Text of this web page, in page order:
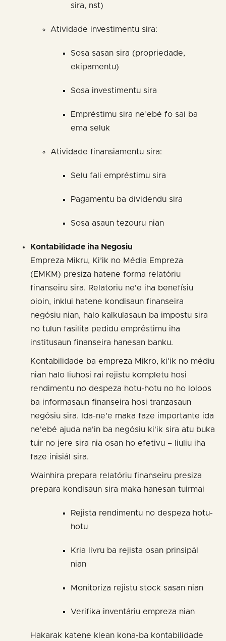
sira, nst)
Atividade investimentu sira:
Sosa sasan sira (propriedade,
ekipamentu)
Sosa investimentu sira
Empréstimu sira ne’ebé fo sai ba
ema seluk
Atividade finansiamentu sira:
Selu fali empréstimu sira
Pagamentu ba dividendu sira
Sosa asaun tezouru nian
Kontabilidade iha Negosiu
Empreza Mikru, Ki’ik no Média Empreza
(EMKM) presiza hatene forma relatóriu
finanseiru sira. Relatoriu ne'e iha benefísiu
oioin, inklui hatene kondisaun finanseira
negósiu nian, halo kalkulasaun ba impostu sira
no tulun fasilita pedidu empréstimu iha
institusaun finanseira hanesan banku.
Kontabilidade ba empreza Mikro, ki'ik no médiu
nian halo liuhosi rai rejistu kompletu hosi
rendimentu no despeza hotu-hotu no ho loloos
ba informasaun finanseira hosi tranzasaun
negósiu sira. Ida-ne'e maka faze importante ida
ne'ebé ajuda na'in ba negósiu ki'ik sira atu buka
tuir no jere sira nia osan ho efetivu – liuliu iha
faze inisiál sira.
Wainhira prepara relatóriu finanseiru presiza
prepara kondisaun sira maka hanesan tuirmai
Rejista rendimentu no despeza hotu-
hotu
Kria livru ba rejista osan prinsipál
nian
Monitoriza rejistu stock sasan nian
Verifika inventáriu empreza nian
Hakarak katene klean kona-ba kontabilidade